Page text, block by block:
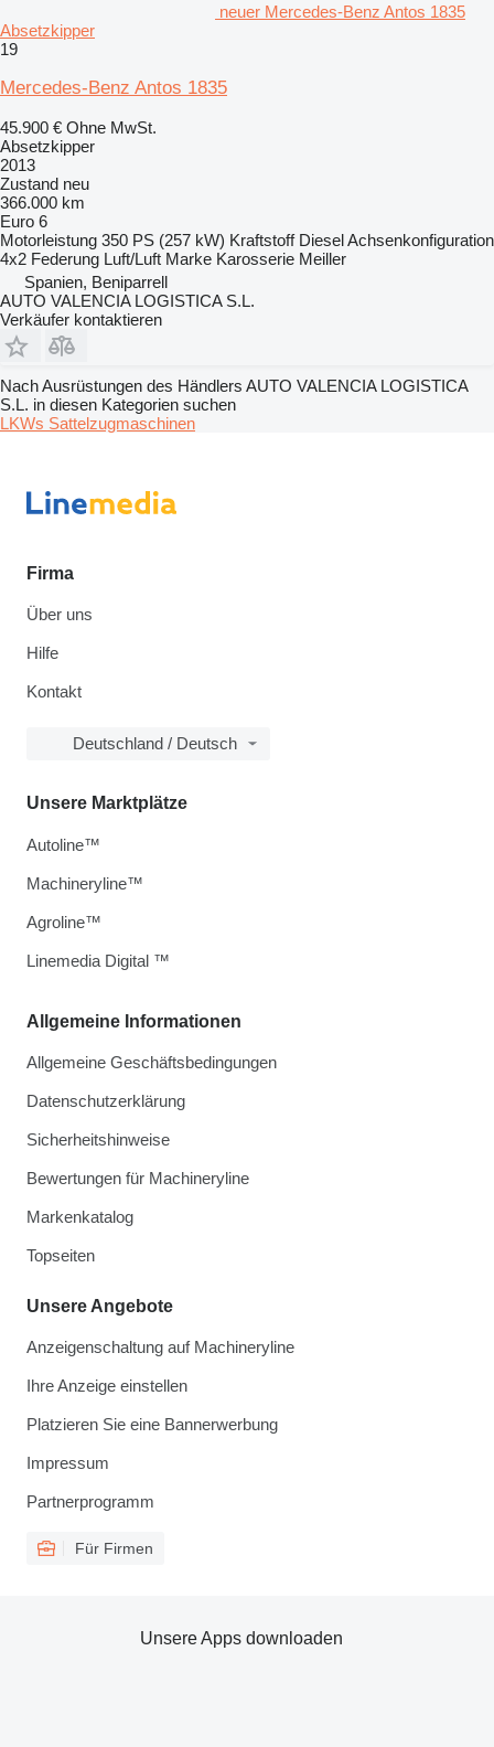
neuer Mercedes-Benz Antos 1835
Absetzkipper
19
Mercedes-Benz Antos 1835
45.900 € Ohne MwSt.
Absetzkipper
2013
Zustand neu
366.000 km
Euro 6
Motorleistung 350 PS (257 kW) Kraftstoff DieselAchsenkonfiguration
4x2 Federung Luft/Luft Marke Karosserie Meiller
Spanien, Beniparrell
AUTO VALENCIA LOGISTICA S.L.
Verkäufer kontaktieren
Nach Ausrüstungen des Händlers AUTO VALENCIA LOGISTICA
S.L. in diesen Kategorien suchen
LKWs Sattelzugmaschinen
Firma
Über uns
Hilfe
Kontakt
Deutschland / Deutsch
Allgemeine Informationen
Allgemeine Geschäftsbedingungen
Datenschutzerklärung
Sicherheitshinweise
Bewertungen für Machineryline
Markenkatalog
Topseiten
Unsere Angebote
Anzeigenschaltung auf Machineryline
Ihre Anzeige einstellen
Platzieren Sie eine Bannerwerbung
Impressum
Partnerprogramm
Für Firmen
Unsere Marktplätze
Autoline™
Machineryline™
Agroline™
Linemedia Digital ™
Unsere Apps downloaden